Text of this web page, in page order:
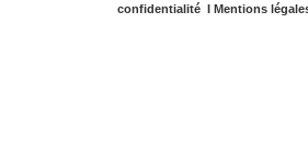
confidentialité I Mentions